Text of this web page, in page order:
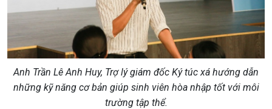
Anh Trần Lê Anh Huy, Trợ lý giám đốc Ký túc xá hướng dẫn
những kỹ năng cơ bản giúp sinh viên hòa nhập tốt với môi
trường tập thể.